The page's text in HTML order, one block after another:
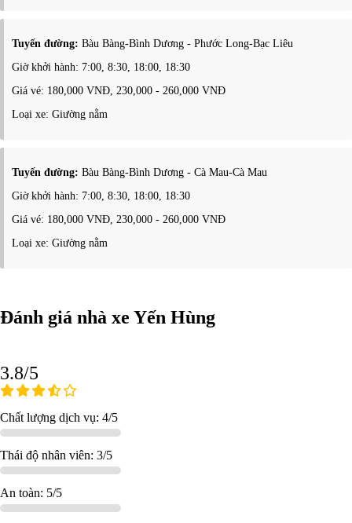
Tuyến đường: Bàu Bàng-Bình Dương - Phước Long-Bạc Liêu
Giờ khởi hành: 7:00, 8:30, 18:00, 18:30
Giá vé: 180,000 VNĐ, 230,000 - 260,000 VNĐ
Loại xe: Giường nằm
Tuyến đường: Bàu Bàng-Bình Dương - Cà Mau-Cà Mau
Giờ khởi hành: 7:00, 8:30, 18:00, 18:30
Giá vé: 180,000 VNĐ, 230,000 - 260,000 VNĐ
Loại xe: Giường nằm
Đánh giá nhà xe Yến Hùng
3.8/5
Chất lượng dịch vụ: 4/5
Thái độ nhân viên: 3/5
An toàn: 5/5